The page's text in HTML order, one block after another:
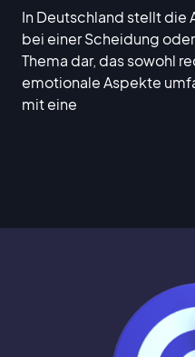
In Deutschland stellt die
bei einer Scheidung
Thema dar, das sowohl
emotionale Aspekte
mit eine